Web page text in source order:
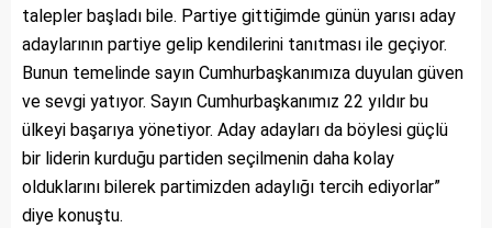
talepler başladı bile. Partiye gittiğimde günün yarısı aday
adaylarının partiye gelip kendilerini tanıtması ile geçiyor.
Bunun temelinde sayın Cumhurbaşkanımıza duyulan güven
ve sevgi yatıyor. Sayın Cumhurbaşkanımız 22 yıldır bu
ülkeyi başarıya yönetiyor. Aday adayları da böylesi güçlü
bir liderin kurduğu partiden seçilmenin daha kolay
olduklarını bilerek partimizden adaylığı tercih ediyorlar”
diye konuştu.